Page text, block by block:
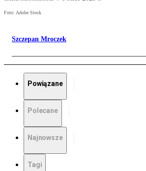
Foto: Adobe Stock
Szczepan Mroczek
Powiązane
Polecane
Najnowsze
Tagi